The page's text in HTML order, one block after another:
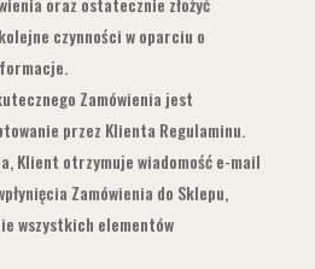
czynności w oparciu o
Zamówienia jest
przez Klienta Regulaminu.
Klient otrzymuje wiadomość e-mail
Zamówienia do Sklepu,
wszystkich elementów